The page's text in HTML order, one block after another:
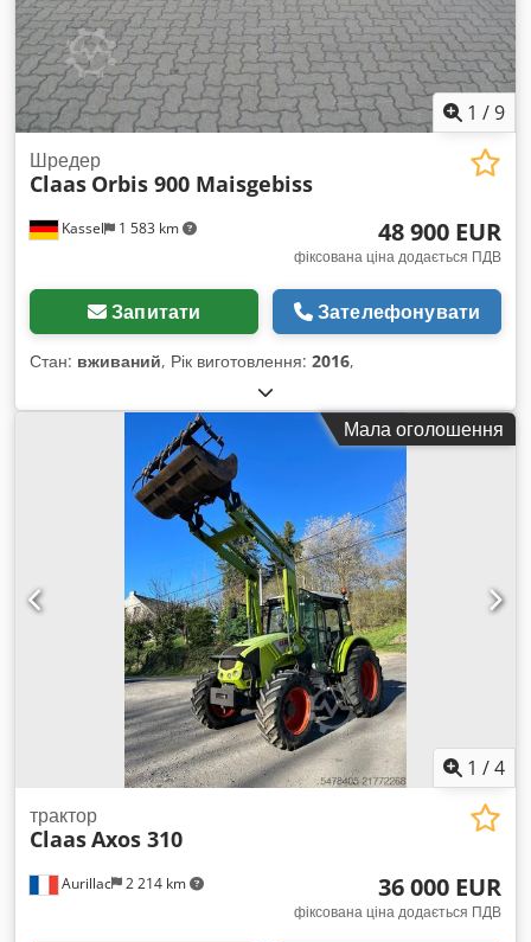
1 /9
Kassel 1 583 km
Шредер
Claas Orbis 900 Maisgebiss
48 900 EUR
фіксована ціна додається ПДВ
Запитати Зателефонувати
Стан: вживаний, Рік виготовлення: 2016,
Мала оголошення
1 /4
Aurillac 2 214 km
трактор
ClaasAxos 310
36 000 EUR
фіксована ціна додається ПДВ